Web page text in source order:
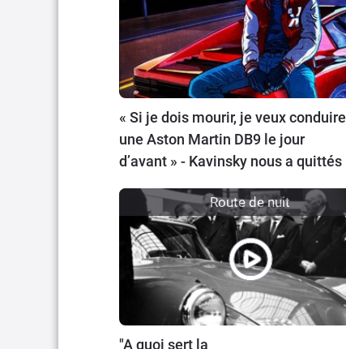
« Si je dois mourir, je veux conduire
une Aston Martin DB9 le jour
d’avant » - Kavinsky nous a quittés
Route de nuit
"A quoi sert la